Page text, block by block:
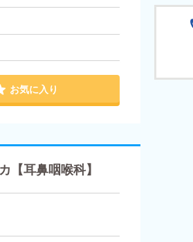
お気に入り
【耳鼻咽喉科】